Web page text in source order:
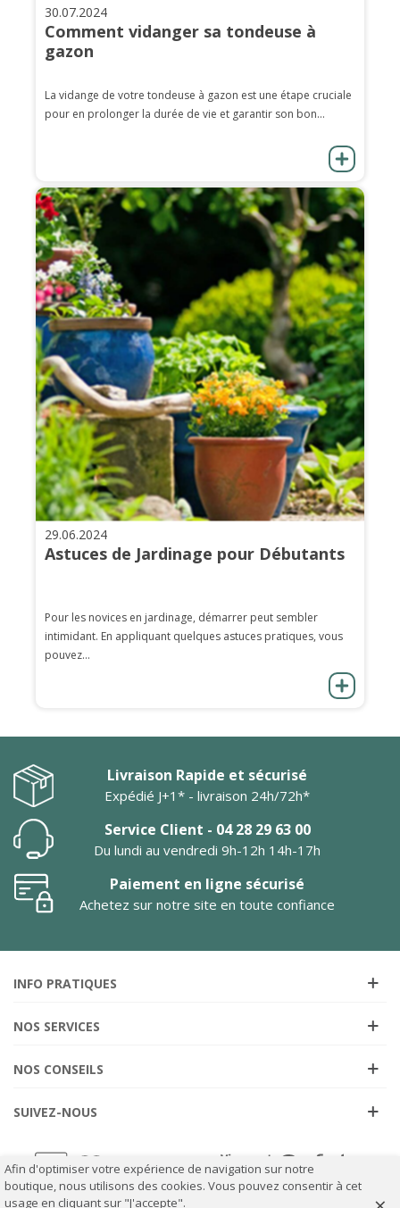
30.07.2024
Comment vidanger sa tondeuse à
gazon
La vidange de votre tondeuse à gazon est une étape cruciale
pour en prolonger la durée de vie et garantir son bon...
29.06.2024
Astuces de Jardinage pour Débutants
Pour les novices en jardinage, démarrer peut sembler
intimidant. En appliquant quelques astuces pratiques, vous
pouvez...
Livraison Rapide et sécurisé
Expédié J+1* - livraison 24h/72h*
Service Client - 04 28 29 63 00
Du lundi au vendredi 9h-12h 14h-17h
Paiement en ligne sécurisé
Achetez sur notre site en toute confiance
INFO PRATIQUES
NOS SERVICES
NOS CONSEILS
SUIVEZ-NOUS
Afin d'optimiser votre expérience de navigation sur notre
boutique, nous utilisons des cookies. Vous pouvez consentir à cet
usage en cliquant sur "J'accepte".